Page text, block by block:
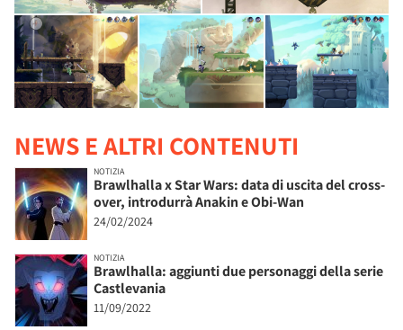
NEWS E ALTRI CONTENUTI
NOTIZIA
Brawlhalla x Star Wars: data di uscita del cross-
over, introdurrà Anakin e Obi-Wan
24/02/2024
NOTIZIA
Brawlhalla: aggiunti due personaggi della serie
Castlevania
11/09/2022